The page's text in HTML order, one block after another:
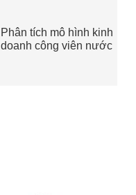
Phân tích mô hình kinh
doanh công viên nước